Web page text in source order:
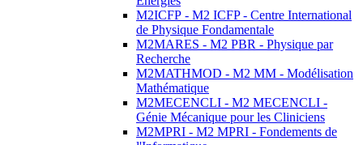
M2ICFP - M2 ICFP - Centre International
de Physique Fondamentale
M2MARES - M2 PBR - Physique par
Recherche
M2MATHMOD - M2 MM - Modélisation
Mathématique
M2MECENCLI - M2 MECENCLI -
Génie Mécanique pour les Cliniciens
M2MPRI - M2 MPRI - Fondements de